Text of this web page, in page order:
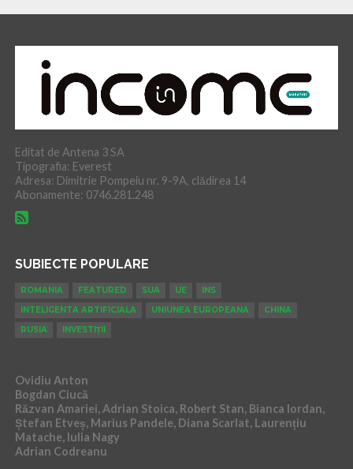
Editat de Antena 3 SA
Tipografia: Everest
Adresa: Dimitrie Pompeiu nr. 9-9A, clădirea 14
Abonamente: 0746.281.248
SUBIECTE POPULARE
ROMANIA FEATURED SUA UE
INS
INTELIGENTA ARTIFICIALA
UNIUNEA EUROPEANA
CHINA
RUSIA
INVESTIȚII
Ovidiu Anton
Bogdan Ciucă
Răzvan Amariei, Adrian Stoica, Robert Stan, Bianca Iordan,
Ștefan Etveș, Marius Pandele, Diana Scarlat, Laurențiu
Matache, Iulia Nagy
Adrian Codreanu